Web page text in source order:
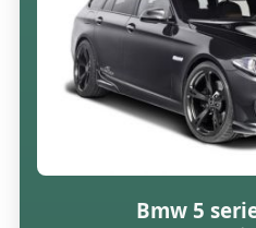
Bmw 5